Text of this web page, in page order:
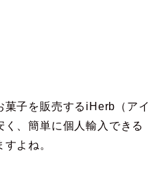
子を販売するiHerb（アイ
、簡単に個人輸入できる
よね。